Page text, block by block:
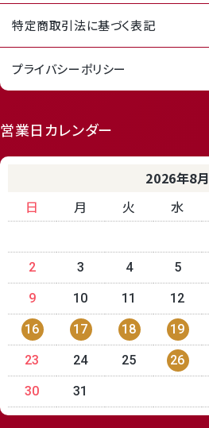
特定商取引法に基づく表記
プライバシーポリシー
営業日カレンダー
2026年8月
日
月 火 水
2 3 4 5
9 10 11 12
16 17 18 19
23 24 25 26
30 31